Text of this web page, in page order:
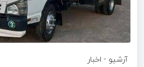
آرشیو - اخبار